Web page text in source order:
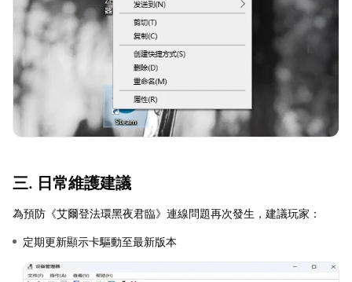
三. 日常維護建議
為預防《艾爾登法環黑夜君臨》連線問題再次發生，建議玩家：
定期更新顯示卡驅動至最新版本